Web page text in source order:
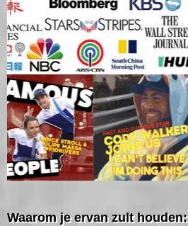
Waarom je ervan zult houden: